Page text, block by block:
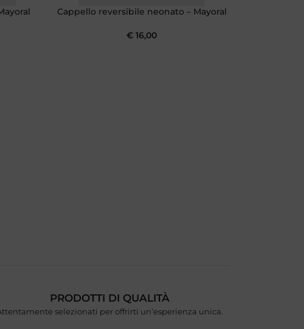
Cappello reversibile neonato – Mayoral
€ 16,00
PRODOTTI DI QUALITÀ
selezionati per offrirti un’esperienza unica.